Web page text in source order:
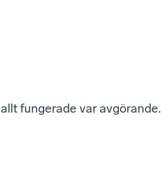
fungerade var avgörande.